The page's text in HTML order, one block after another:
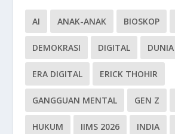
AI ANAK-ANAK BIOSKOP
DEMOKRASI DIGITAL DUNIA
ERA DIGITAL ERICK THOHIR
GANGGUAN MENTAL GEN Z
HUKUM IIMS 2026 INDIA